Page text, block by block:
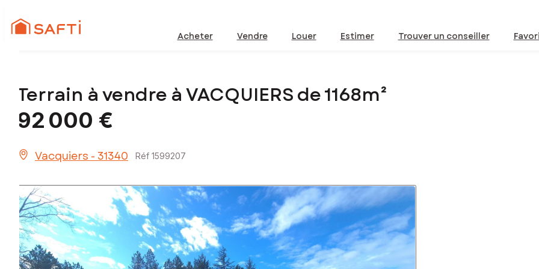
Acheter Vendre Louer Estimer Trouver un conseiller
Terrain à vendre à VACQUIERS de 1168m²
92 000 €
Vacquiers - 31340 Réf 1599207